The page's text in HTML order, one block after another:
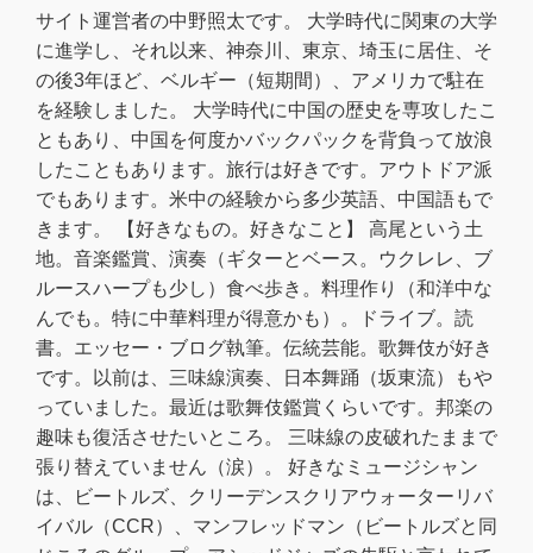
サイト運営者の中野照太です。 大学時代に関東の大学
に進学し、それ以来、神奈川、東京、埼玉に居住、そ
の後3年ほど、ベルギー（短期間）、アメリカで駐在
を経験しました。 大学時代に中国の歴史を専攻したこ
ともあり、中国を何度かバックパックを背負って放浪
したこともあります。旅行は好きです。アウトドア派
でもあります。米中の経験から多少英語、中国語もで
きます。 【好きなもの。好きなこと】 高尾という土
地。音楽鑑賞、演奏（ギターとベース。ウクレレ、ブ
ルースハープも少し）食べ歩き。料理作り（和洋中な
んでも。特に中華料理が得意かも）。ドライブ。読
書。エッセー・ブログ執筆。伝統芸能。歌舞伎が好き
です。以前は、三味線演奏、日本舞踊（坂東流）もや
っていました。最近は歌舞伎鑑賞くらいです。邦楽の
趣味も復活させたいところ。 三味線の皮破れたままで
張り替えていません（涙）。 好きなミュージシャン
は、ビートルズ、クリーデンスクリアウォーターリバ
イバル（CCR）、マンフレッドマン（ビートルズと同